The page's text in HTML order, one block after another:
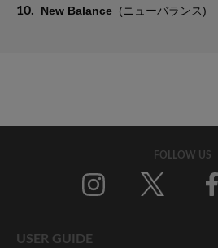
10. New Balance (ニューバランス)
FOLLOW US
USER GUIDE